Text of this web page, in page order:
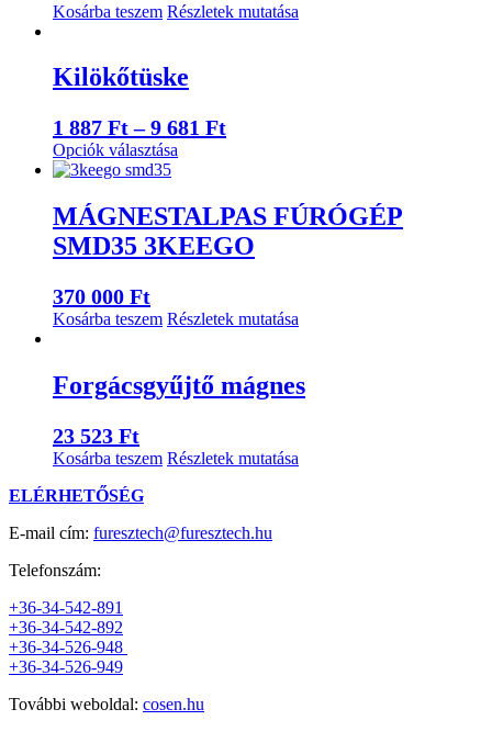
Kosárba teszem Részletek mutatása
Kilökőtüske
1 887 Ft – 9 681 FtÁrtartomány:
-
9
681 Ft
Opciók választása
több
variációja
van.
termékoldalon
MÁGNESTALPAS FÚRÓGÉP
SMD35 3KEEGO
370 000 Ft
Kosárba teszem Részletek mutatása
Forgácsgyűjtő mágnes
23 523 Ft
Kosárba teszem Részletek mutatása
ELÉRHETŐSÉG
E-mail cím: furesztech@furesztech.hu
Telefonszám:
+36-34-542-891
+36-34-542-892
+36-34-526-948
+36-34-526-949
További weboldal: cosen.hu